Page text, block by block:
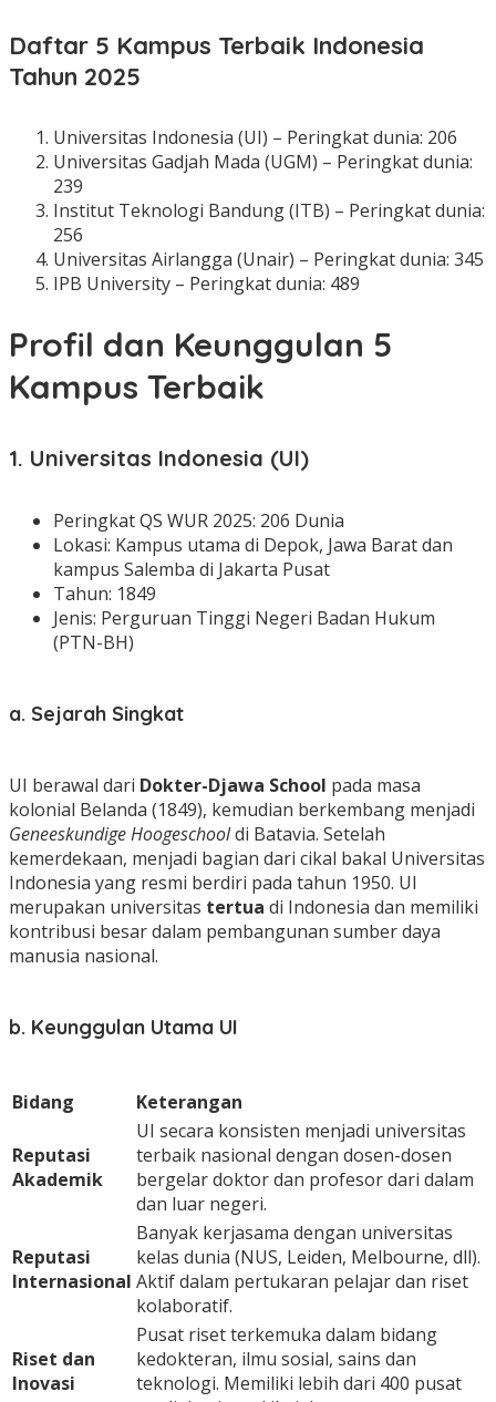
Daftar 5 Kampus Terbaik Indonesia
Tahun 2025
Universitas Indonesia (UI) – Peringkat dunia: 206
Universitas Gadjah Mada (UGM) – Peringkat dunia:
239
Institut Teknologi Bandung (ITB) – Peringkat dunia:
256
Universitas Airlangga (Unair) – Peringkat dunia: 345
IPB University – Peringkat dunia: 489
Profil dan Keunggulan 5
Kampus Terbaik
1. Universitas Indonesia (UI)
Peringkat QS WUR 2025: 206 Dunia
Lokasi: Kampus utama di Depok, Jawa Barat dan
kampus Salemba di Jakarta Pusat
Tahun: 1849
Jenis: Perguruan Tinggi Negeri Badan Hukum
(PTN-BH)
a. Sejarah Singkat
UI berawal dari Dokter-Djawa School pada masa
kolonial Belanda (1849), kemudian berkembang menjadi
Geneeskundige Hoogeschooldi Batavia. Setelah
kemerdekaan, menjadi bagian dari cikal bakal Universitas
Indonesia yang resmi berdiri pada tahun 1950. UI
merupakan universitas tertua di Indonesia dan memiliki
kontribusi besar dalam pembangunan sumber daya
manusia nasional.
b. Keunggulan Utama UI
Bidang Keterangan
Reputasi
Akademik
UI secara konsisten menjadi universitas
terbaik nasional dengan dosen-dosen
bergelar doktor dan profesor dari dalam
dan luar negeri.
Reputasi
Internasional
Banyak kerjasama dengan universitas
kelas dunia (NUS, Leiden, Melbourne, dll).
Aktif dalam pertukaran pelajar dan riset
kolaboratif.
Riset dan
Inovasi
Pusat riset terkemuka dalam bidang
kedokteran, ilmu sosial, sains dan
teknologi. Memiliki lebih dari 400 pusat